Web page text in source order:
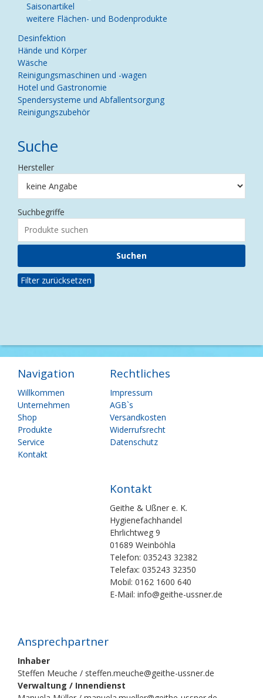
Saisonartikel
weitere Flächen- und Bodenprodukte
Desinfektion
Hände und Körper
Wäsche
Reinigungsmaschinen und -wagen
Hotel und Gastronomie
Spendersysteme und Abfallentsorgung
Reinigungszubehör
Suche
Hersteller
Suchbegriffe
Filter zurücksetzen
Navigation
Navigation
überspringen
Willkommen
Unternehmen
Shop
Produkte
Service
Kontakt
Rechtliches
Navigation
überspringen
Impressum
AGB`s
Versandkosten
Widerrufsrecht
Datenschutz
Kontakt
Geithe & Ußner e. K.
Hygienefachhandel
Ehrlichtweg 9
01689 Weinböhla
Telefon: 035243 32382
Telefax: 035243 32350
Mobil: 0162 1600 640
E-Mail: info@geithe-ussner.de
Ansprechpartner
Inhaber
Steffen Meuche / steffen.meuche@geithe-ussner.de
Verwaltung / Innendienst